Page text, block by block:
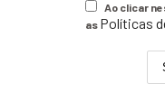
Ao clicar
as Políticas